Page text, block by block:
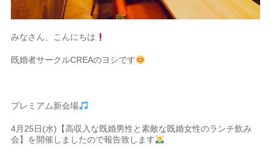
みなさん、こんにちは
既婚者サークルCREAのヨシです
プレミアム新会場
4月25日(水)【高収入な既婚男性と素敵な既婚女性のランチ飲み
会】を開催しましたので報告致します